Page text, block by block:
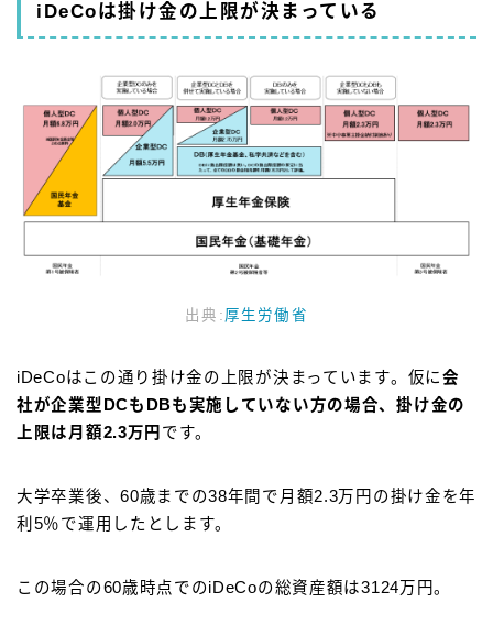
iDeCoは掛け金の上限が決まっている
出典: 厚生労働省
iDeCoはこの通り掛け金の上限が決まっています。仮に会
社が企業型DCもDBも実施していない方の場合、掛け金の
上限は月額2.3万円 です。
大学卒業後、60歳までの38年間で月額2.3万円の掛け金を年
利5％で運用したとします。
この場合の60歳時点でのiDeCoの総資産額は3124万円。